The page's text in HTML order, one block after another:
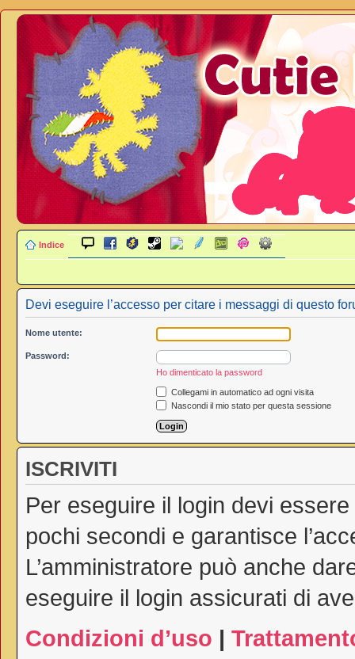
Indice
Devi eseguire l’accesso per citare i messaggi di questo
Nome utente:
Password:
Ho dimenticato la password
Collegami in automatico ad ogni visita
Nascondi il mio stato per questa sessione
ISCRIVITI
Per eseguire il login devi
pochi secondi e garantisce
L’amministratore può anche
eseguire il login assicurati di
Condizioni d’uso |